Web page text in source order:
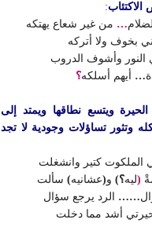
:
… من غير شعاع يهتكه
بخوف ولا أتركه
النور وأشوف الدروب
… أيهم أسلكه؟
الحيرة ويتسع نطاقها ويمتد إلى
وتثور تساؤلات وجودية لا تجد
كتير وانشغلت
(ليه؟) و(عشانيه) سألت
…… الرد يرجع سؤال
أشد مما دخلت